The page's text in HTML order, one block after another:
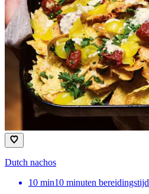
Dutch nachos
10 min10 minuten bereidingstijd